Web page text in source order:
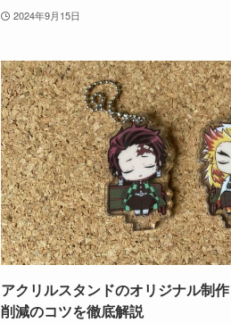
2024年9月15日
アクリルスタンドのオリジナル制
削減のコツを徹底解説